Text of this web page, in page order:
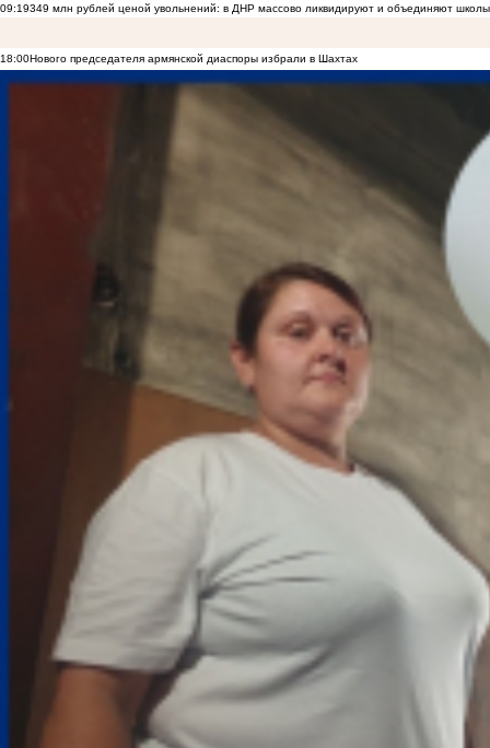
09:19349 млн рублей ценой увольнений: в ДНР массово ликвидируют и объединяют
18:00Нового председателя армянской диаспоры избрали в Шахтах